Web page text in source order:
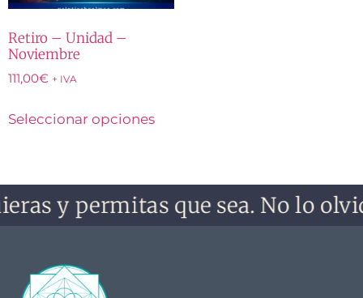
Retiro – Unidad –
Noviembre
111,00€ + IVA
Seleccionar opciones
y permitas que sea. No lo